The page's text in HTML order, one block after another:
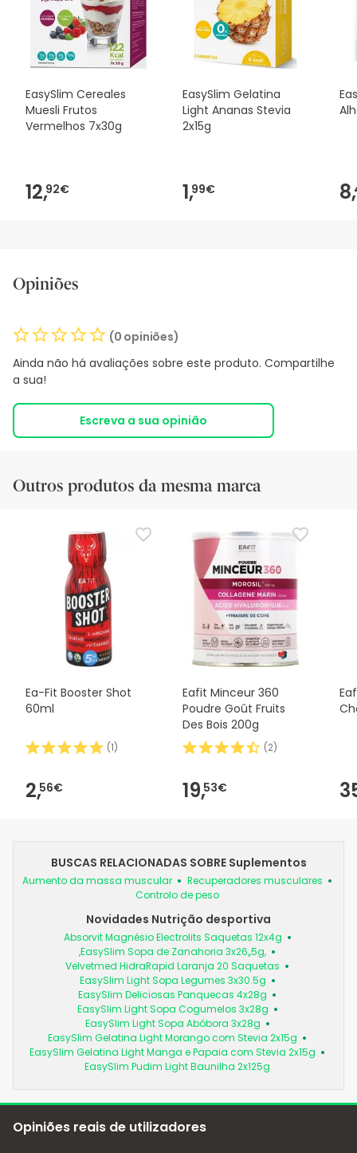
desejares, também podes devolver o produto seguindo os
nossos termos e condições
EasySlim Cereales
Muesli Frutos
Vermelhos 7x30g
12,92€
EasySlim Gelatina
Light Ananas Stevia
2x15g
1,99€ 8,
Opiniões
(0 opiniões)
Ainda não há avaliações sobre este produto. Compartilhe
a sua!
Escreva a sua opinião
Outros produtos da mesma marca
Ea-Fit Booster Shot
60ml
(1)
2,56€
Eafit Minceur 360
Poudre Goût Fruits
Des Bois 200g
(2)
19,53€
BUSCAS RELACIONADAS SOBRE Suplementos
Aumento da massa muscular
Recuperadores musculares
Controlo de peso
Novidades Nutrição desportiva
Absorvit Magnésio Electrolits Saquetas 12x4g
,EasySlim Sopa de Zanahoria 3x26,,5g,
Velvetmed HidraRapid Laranja 20 Saquetas
EasySlim Light Sopa Legumes 3x30.5g
EasySlim Deliciosas Panquecas 4x28g
EasySlim Light Sopa Cogumelos 3x28g
EasySlim Light Sopa Abóbora 3x28g
EasySlim Gelatina Light Morango com Stevia 2x15g
EasySlim Gelatina Light Manga e Papaia com Stevia 2x15g
EasySlim Pudim Light Baunilha 2x125g
Opiniões reais de utilizadores